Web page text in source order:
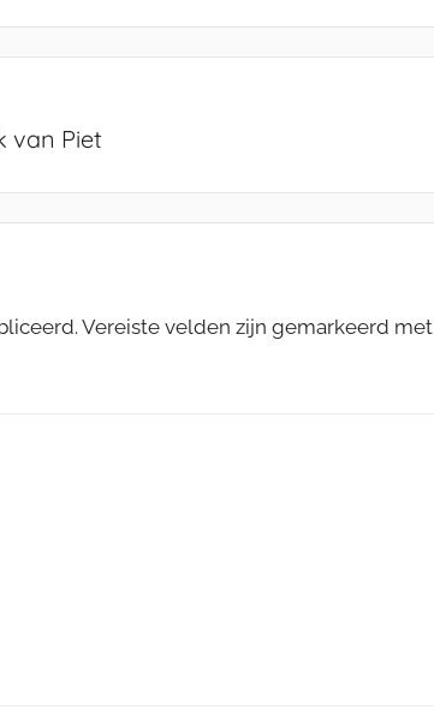
van Piet
Vereiste velden zijn gemarkeerd met